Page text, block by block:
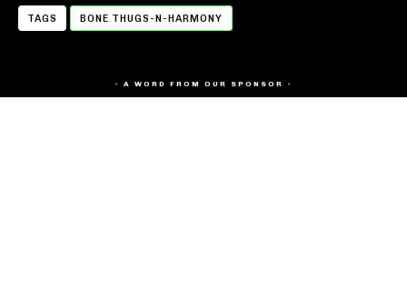
TAGS BONE THUGS-N-HARMONY
- A WORD FROM OUR SPONSOR -